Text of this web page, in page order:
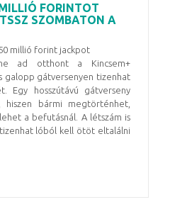
FORINTOT
SZOMBATON A
millió forint jackpot
ad otthont a Kincsem+
galopp gátversenyen tizenhat
Egy hosszútávú gátverseny
hiszen bármi megtörténhet,
a befutásnál. A létszám is
tizenhat lóból kell ötöt eltalálni